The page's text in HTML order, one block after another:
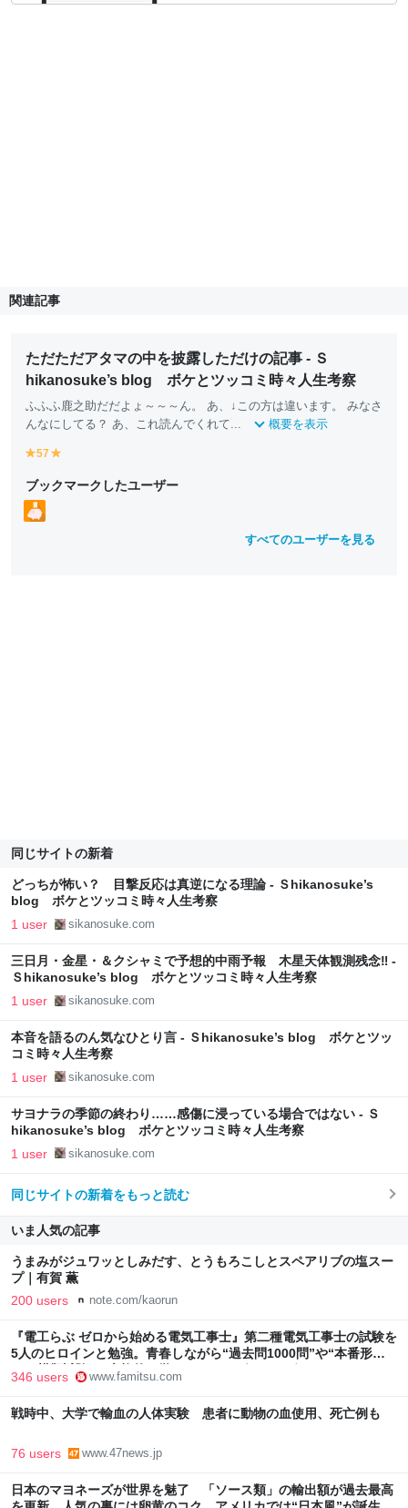
関連記事
ただただアタマの中を披露しただけの記事 - Ｓ
hikanosuke’s blog ボケとツッコミ時々人生考察
ふふふ鹿之助だだよょ～～～ん。 あ、↓この方は違います。 みなさ
んなにしてる？ あ、これ読んでくれて...
概要を表示
y
ll
o
w
57
ll
ブックマークしたユーザー
すべてのユーザーを見る
同じサイトの新着
どっちが怖い？ 目撃反応は真逆になる理論 - Ｓhikanosuke’s
blog ボケとツッコミ時々人生考察
1 user sikanosuke.com
三日月・金星・＆クシャミで予想的中雨予報 木星天体観測残念‼ -
Ｓhikanosuke’s blog ボケとツッコミ時々人生考察
1 user sikanosuke.com
本音を語るのん気なひとり言 - Ｓhikanosuke’s blog ボケとツッ
コミ時々人生考察
1 user sikanosuke.com
サヨナラの季節の終わり……感傷に浸っている場合ではない - Ｓ
hikanosuke’s blog ボケとツッコミ時々人生考察
1 user sikanosuke.com
同じサイトの新着をもっと読む
いま人気の記事
うまみがジュワッとしみだす、とうもろこしとスペアリブの塩スー
プ｜有賀 薫
200 users note.com/kaorun
『電工らぶ ゼロから始める電気工事士』第二種電気工事士の試験を
5人のヒロインと勉強。青春しながら“過去問1000問”や“本番形式
CBT模擬試験”で本格的に学べるノベルゲーム | ゲーム・エンタメ
最新情報のファミ通.com
346 users www.famitsu.com
戦時中、大学で輸血の人体実験 患者に動物の血使用、死亡例も
76 users www.47news.jp
日本のマヨネーズが世界を魅了 「ソース類」の輸出額が過去最高